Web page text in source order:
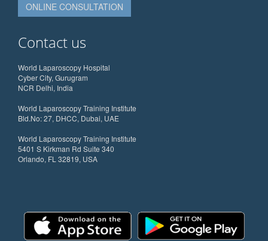
ONLINE CONSULTATION
Contact us
World Laparoscopy Hospital
Cyber City, Gurugram
NCR Delhi, India
World Laparoscopy Training Institute
Bld.No: 27, DHCC, Dubai, UAE
World Laparoscopy Training Institute
5401 S Kirkman Rd Suite 340
Orlando, FL 32819, USA